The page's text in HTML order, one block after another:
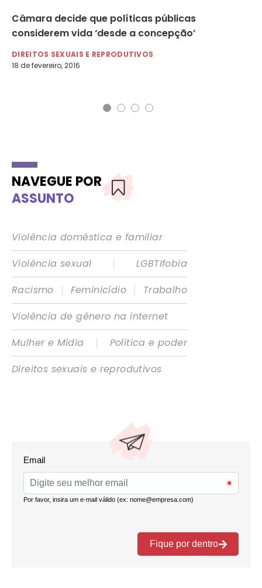
Câmara decide que políticas públicas
considerem vida ‘desde a concepção’
DIREITOS SEXUAIS E REPRODUTIVOS
18 de fevereiro, 2016
NAVEGUE POR
ASSUNTO
Violência doméstica e familiar
Violência sexual
|
LGBTIfobia
Racismo
| Feminicídio |
Trabalho
Violência de gênero na internet
Mulher e Mídia
|
Política e poder
Direitos sexuais e reprodutivos